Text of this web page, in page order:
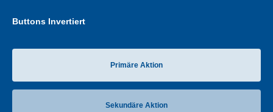
Buttons Invertiert
Primäre Aktion
Sekundäre Aktion